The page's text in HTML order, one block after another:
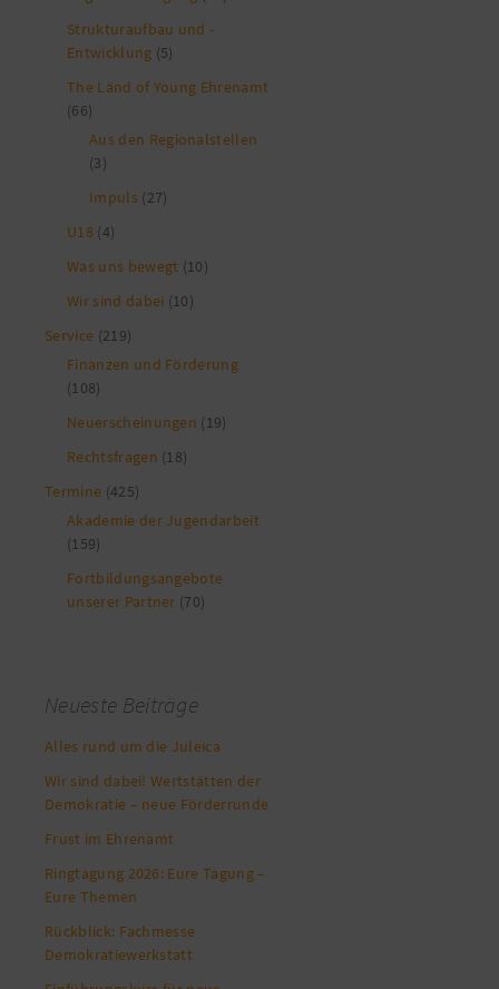
Strukturaufbau und -
Entwicklung (5)
The Länd of Young Ehrenamt
(66)
Aus den Regionalstellen
(3)
Impuls (27)
U18 (4)
Was uns bewegt (10)
Wir sind dabei (10)
Service (219)
Finanzen und Förderung
(108)
Neuerscheinungen (19)
Rechtsfragen (18)
Termine (425)
Akademie der Jugendarbeit
(159)
Fortbildungsangebote
unserer Partner (70)
Neueste Beiträge
Alles rund um die Juleica
Wir sind dabei! Wertstätten der
Demokratie – neue Förderrunde
Frust im Ehrenamt
Ringtagung 2026: Eure Tagung –
Eure Themen
Rückblick: Fachmesse
Demokratiewerkstatt